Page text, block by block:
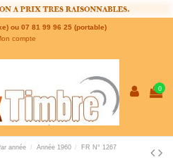
ou 07 81 99 96 25 (portable)
compte
0
année Année 1960
FR N° 1267